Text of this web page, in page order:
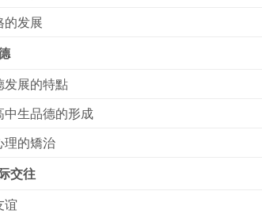
的发展
发展的特點
中生品德的形成
理的矯治
交往
谊